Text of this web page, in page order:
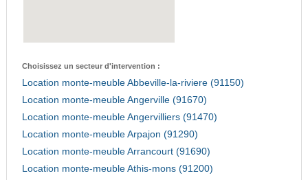
Choisissez un secteur d'intervention :
Location monte-meuble Abbeville-la-riviere (91150)
Location monte-meuble Angerville (91670)
Location monte-meuble Angervilliers (91470)
Location monte-meuble Arpajon (91290)
Location monte-meuble Arrancourt (91690)
Location monte-meuble Athis-mons (91200)